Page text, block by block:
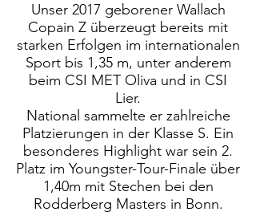
Unser 2017 geborener Wallach
Copain Z überzeugt bereits mit
starken Erfolgen im internationalen
Sport bis 1,35 m, unter anderem
beim CSI MET Oliva und in CSI
Lier.
National sammelte er zahlreiche
Platzierungen in der Klasse S. Ein
besonderes Highlight war sein 2.
Platz im Youngster-Tour-Finale über
1,40m mit Stechen bei den
Rodderberg Masters in Bonn.